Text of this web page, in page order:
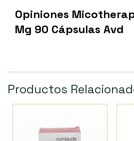
Opiniones
Mg 90 Cápsulas Avd
Productos